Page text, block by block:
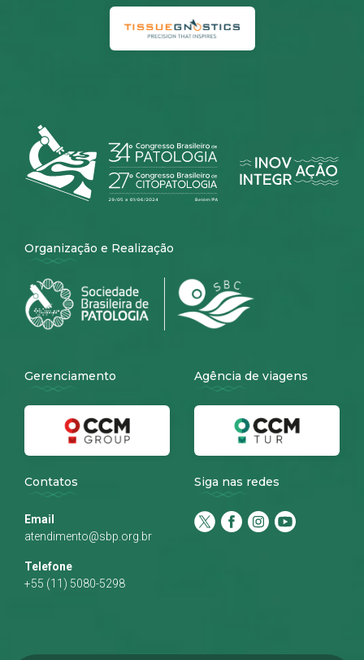
Organização e Realização
Gerenciamento Agência de viagens
Contatos
Email
atendimento@sbp.org.br
Telefone
+55 (11) 5080-5298
Siga nas redes